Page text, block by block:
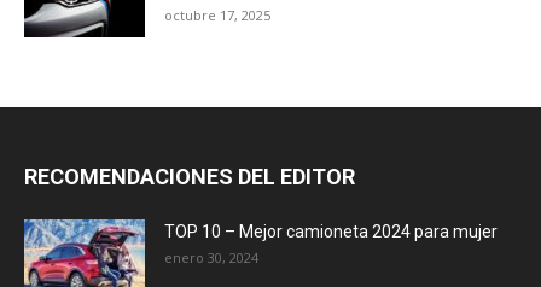
octubre 17, 2025
RECOMENDACIONES DEL EDITOR
TOP 10 – Mejor camioneta 2024 para mujer
enero 30, 2024